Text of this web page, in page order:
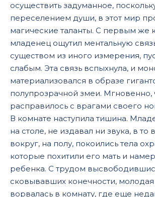
осуществить задуманное,
переселением души, в этот мир
магические таланты. С первым же
младенец ощутил ментальную
существом из иного измерения,
слабым. Эта связь вспыхнула, и
материализовался в образе
полупрозрачной змеи.
расправилось с врагами своего
В комнате наступила тишина.
на столе, не издавал ни звука, в то
вокруг, на полу, покоились тела
которые похитили его мать и
ребенка. С трудом
сковывавших конечности, молодая
ворвалась в комнату, где еще